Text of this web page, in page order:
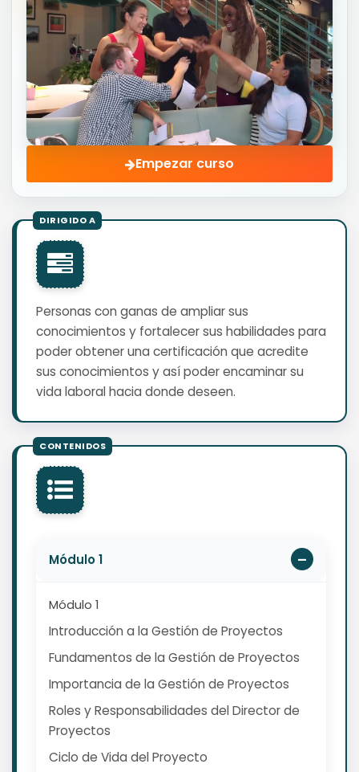
Empezar curso
Personas con ganas de ampliar sus
conocimientos y fortalecer sus habilidades para
poder obtener una certificación que acredite
sus conocimientos y así poder encaminar su
vida laboral hacia donde deseen.
Módulo 1
Módulo 1
Introducción a la Gestión de Proyectos
Fundamentos de la Gestión de Proyectos
Importancia de la Gestión de Proyectos
Roles y Responsabilidades del Director de
Proyectos
Ciclo de Vida del Proyecto